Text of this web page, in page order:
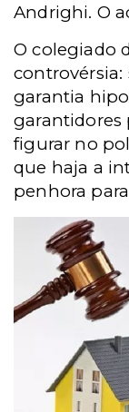
Andrighi. O
O colegiado
controvérsia:
garantia
garantidores
figurar no
que haja a
penhora